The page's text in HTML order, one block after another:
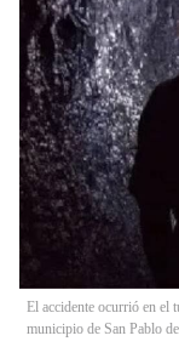
El accidente ocurrió en el
municipio de San Pablo